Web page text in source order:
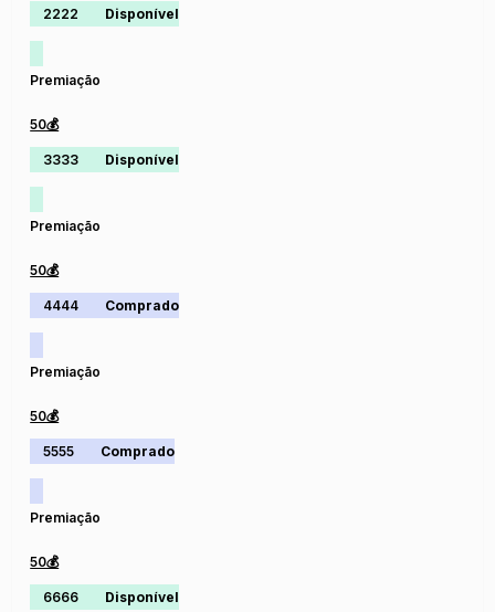
2222 Disponível
Premiação
50💰
3333 Disponível
Premiação
50💰
4444 Comprado
Premiação
50💰
5555 Comprado
Premiação
50💰
6666 Disponível